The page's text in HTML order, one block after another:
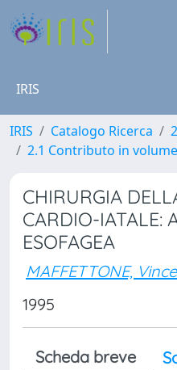
IRIS
IRIS Catalogo Ricerca
2.1 Contributo in
CHIRURGIA
CARDIO-IATALE:
ESOFAGEA
MAFFETTONE,
1995
Scheda breve